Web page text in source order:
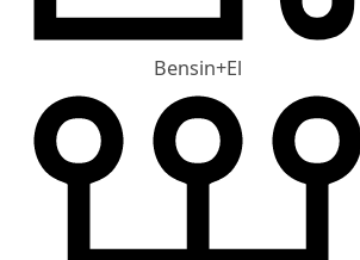
Bensin+El